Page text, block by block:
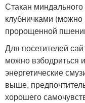
Стакан
клубничками
пророщенной
Для посетителей
можно взбодриться
энергетические
выше,
хорошего